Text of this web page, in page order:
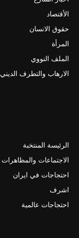
الأقتصاد
حقوق الانسان
المرأة
الملف النووي
الارهاب والتطرف الديني
الرئيسة المنتخبة
الاجتماعات والمظاهرات
احتجاجات في ايران
اشرف
احتجاجات عالمية